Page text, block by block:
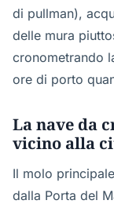
di pullman),
delle mura
cronometrando
ore di porto
La nave da
vicino alla
Il molo
dalla Porta del